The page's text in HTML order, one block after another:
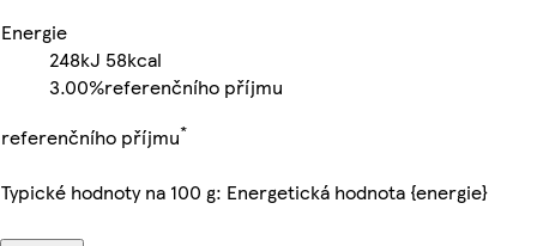
Energie
248kJ 58kcal
3.00%referenčního příjmu
referenčního příjmu*
Typické hodnoty na 100 g: Energetická hodnota {energie}